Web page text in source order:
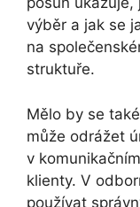
výběr a jak se
na
struktuře.
Mělo by se
může odrážet
v
klienty. V
používat